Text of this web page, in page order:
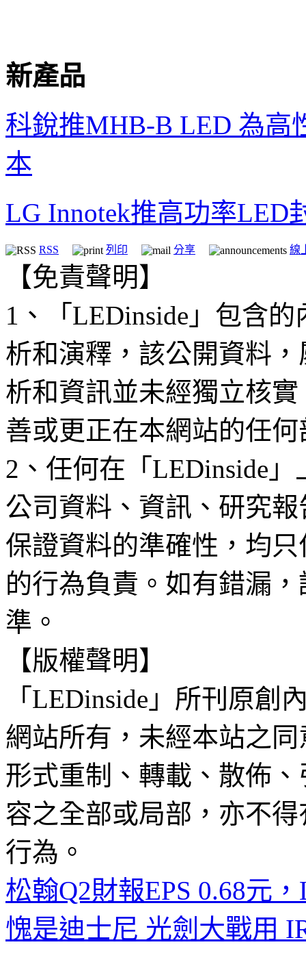
新產品
科銳推MHB-B LED 為高
本
LG Innotek推高功率LED
RSS 列印 分享 線
【免責聲明】
1、「LEDinside」包含
析和演釋，該公開資料
析和資訊並未經獨立核
善或更正在本網站的任
2、任何在「LEDinside
公司資料、資訊、研究
保證資料的準確性，均
的行為負責。如有錯漏
準。
【版權聲明】
「LEDinside」所刊原創
網站所有，未經本站之
形式重制、轉載、散佈
容之全部或局部，亦不
行為。
松翰Q2財報EPS 0.68元
愧是迪士尼 光劍大戰用